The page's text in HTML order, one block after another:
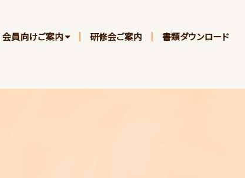
会員向けご案内 研修会ご案内 書類ダウンロード